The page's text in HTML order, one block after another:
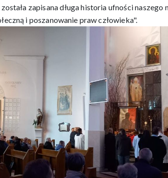
zapisana długa historia ufności naszego
i poszanowanie praw człowieka".